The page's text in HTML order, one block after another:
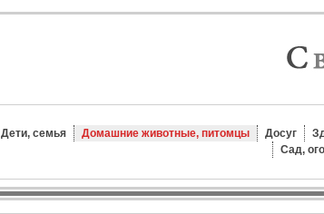
Дети, семья Домашние животные, питомцы Досуг
Сад,